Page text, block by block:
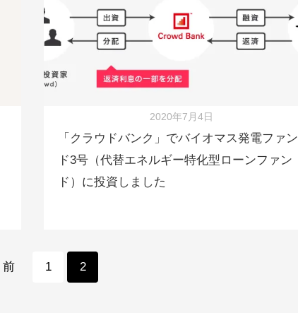
2020年7月4日
「クラウドバンク」でバイオマス発電ファン
ド3号（代替エネルギー特化型ローンファン
ド）に投資しました
前 1 2